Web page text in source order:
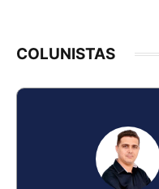
COLUNISTAS